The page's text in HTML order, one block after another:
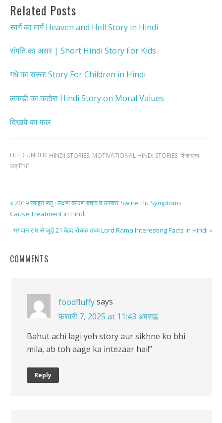
Related Posts
स्वर्ग का मार्ग Heaven and Hell Story in Hindi
संगति का असर | Short Hindi Story For Kids
गधे का रास्ता Story For Children in Hindi
लकड़ी का कटोरा Hindi Story on Moral Values
दिखावे का फल
FILED UNDER: HINDI STORIES, MOTIVATIONAL HINDI STORIES, शिक्षाप्रद
कहानियाँ
« 2019 स्वाइन फ्लू : लक्षण कारण बचाव व उपचार Swine Flu Symptoms
Cause Treatment in Hindi
भगवान राम से जुड़े 21 बेहद रोचक तथ्य Lord Rama Interesting Facts in Hindi »
COMMENTS
foodfluffysays
फ़रवरी 7, 2025 at 11:43 अपराह्न
Bahut achi lagi yeh story aur sikhne ko bhi
mila, ab toh aage ka intezaar hai!”
Reply